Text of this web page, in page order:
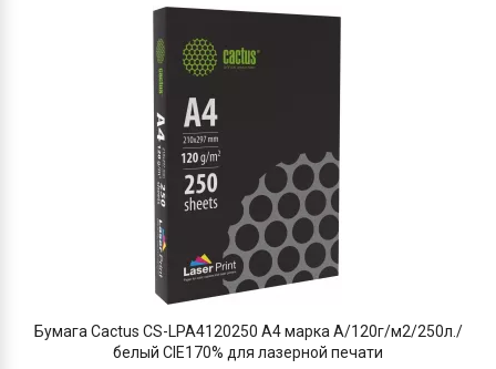
Бумага Cactus CS-LPA4120250 A4 марка A/120г/м2/250л./
белый CIE170% для лазерной печати